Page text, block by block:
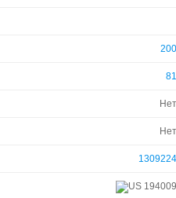
200
81
Нет
Нет
1309224
194009